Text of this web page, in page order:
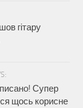
гітару
Супер
щось корисне